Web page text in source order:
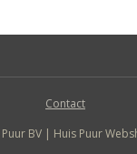
Contact
Puur BV | Huis Puur